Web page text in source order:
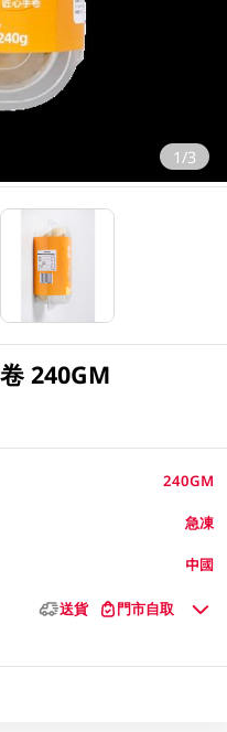
1/3
240GM
240GM
急凍
中國
送貨 門市自取